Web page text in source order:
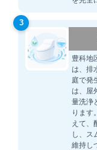
3
豊科地
は、排
庭で発
は、屋
量洗浄
ります
えて、
し、ス
維持し